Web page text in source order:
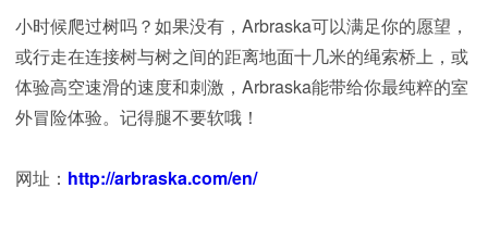
小时候爬过树吗？如果没有，Arbraska可以满足你的愿望，
或行走在连接树与树之间的距离地面十几米的绳索桥上，或
体验高空速滑的速度和刺激，Arbraska能带给你最纯粹的室
外冒险体验。记得腿不要软哦！
网址： http://arbraska.com/en/